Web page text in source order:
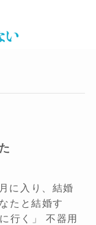
入り、結婚
たと結婚す
行く」 不器用